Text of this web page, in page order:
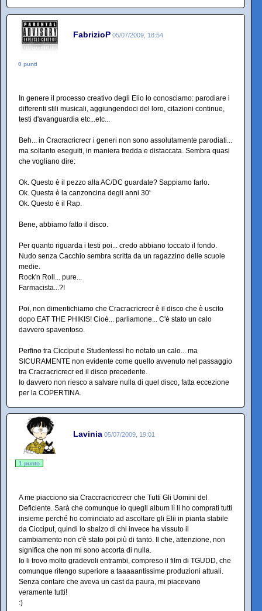
FabrizioP 05/07/2009, 18:54
0 punti
In genere il processo creativo degli Elio lo conosciamo: parodiare i
differenti stili musicali, aggiungendoci del loro, citazioni continue,
testi d'avanguardia etc...etc...
Beh... in Cracracricrecr i generi non sono assolutamente parodiati...
ma soltanto eseguiti, in maniera fredda e distaccata. Sembra quasi
che vogliano dire:
Ok. Questo è il pezzo alla AC/DC guardate? Sappiamo farlo.
Ok. Questa è la canzoncina degli anni 30'
Ok. Questo è il Rap.
Bene, abbiamo fatto il disco.
Per quanto riguarda i testi poi... credo abbiano toccato il fondo.
Nudo senza Cacchio sembra scritta da un ragazzino delle scuole
medie.
Rock'n Roll... pure...
Farmacista...?!
Poi, non dimentichiamo che Cracracricrecr è il disco che è uscito
dopo EAT THE PHIKIS! Cioè... parliamone... C'è stato un calo
davvero spaventoso.
Perfino tra Cicciput e Studentessi ho notato un calo... ma
SICURAMENTE non evidente come quello avvenuto nel passaggio
tra Cracracricrecr ed il disco precedente.
Io davvero non riesco a salvare nulla di quel disco, fatta eccezione
per la COPERTINA.
Lavinia 05/07/2009, 19:01
1 punto
A me piacciono sia Craccracriccrecr che Tutti Gli Uomini del
Deficiente. Sarà che comunque io quegli album lì li ho comprati tutti
insieme perché ho cominciato ad ascoltare gli Elii in pianta stabile
da Cicciput, quindi lo sbalzo di chi invece ha vissuto il
cambiamento non c'è stato poi più di tanto. Il che, attenzione, non
significa che non mi sono accorta di nulla.
Io li trovo molto gradevoli entrambi, compreso il film di TGUDD, che
comunque ritengo superiore a taaaaantissime produzioni attuali.
Senza contare che aveva un cast da paura, mi piacevano
veramente tutti!
:)